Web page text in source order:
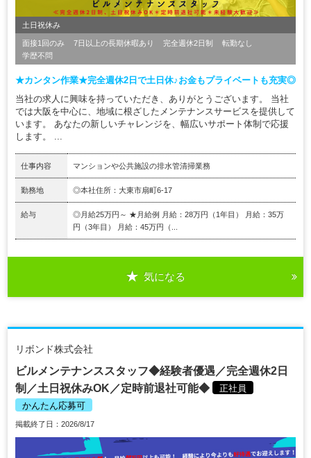
土日祝休み
面接1回のみ 7日以上の長期休暇あり 完全週休2日制
転勤なし
学歴不問
★カンタン作業★完全週休2日で土日休♪お金もプライベートも充実◎
当社の求人に興味を持っていただき、ありがとうございます。 当社
では大阪を中心に、地域に根ざしたメンテナンスサービスを提供して
います。 あなたの新しいチャレンジを、幅広いサポート体制で応援
します。 ...
仕事内容 マンションや公共施設の排水管清掃業務
勤務地 ◎本社住所：大東市扇町6-17
給与
◎月給25万円～ ★月給例 月給：28万円（1年目） 月給：35万
円（3年目） 月給：45万円（...
気になる
リボンド株式会社
ビルメンテナンススタッフ◆経験者優遇／完全週休2日
制／土日祝休みOK／定時前退社可能◆
正社員
かんたん応募可
掲載終了日：2026/8/17